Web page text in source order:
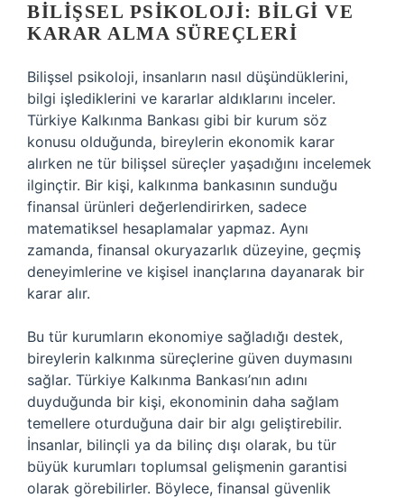
BILIŞSEL PSIKOLOJI: BILGI VE
KARAR ALMA SÜREÇLERI
Bilişsel psikoloji, insanların nasıl düşündüklerini,
bilgi işlediklerini ve kararlar aldıklarını inceler.
Türkiye Kalkınma Bankası gibi bir kurum söz
konusu olduğunda, bireylerin ekonomik karar
alırken ne tür bilişsel süreçler yaşadığını incelemek
ilginçtir. Bir kişi, kalkınma bankasının sunduğu
finansal ürünleri değerlendirirken, sadece
matematiksel hesaplamalar yapmaz. Aynı
zamanda, finansal okuryazarlık düzeyine, geçmiş
deneyimlerine ve kişisel inançlarına dayanarak bir
karar alır.
Bu tür kurumların ekonomiye sağladığı destek,
bireylerin kalkınma süreçlerine güven duymasını
sağlar. Türkiye Kalkınma Bankası’nın adını
duyduğunda bir kişi, ekonominin daha sağlam
temellere oturduğuna dair bir algı geliştirebilir.
İnsanlar, bilinçli ya da bilinç dışı olarak, bu tür
büyük kurumları toplumsal gelişmenin garantisi
olarak görebilirler. Böylece, finansal güvenlik